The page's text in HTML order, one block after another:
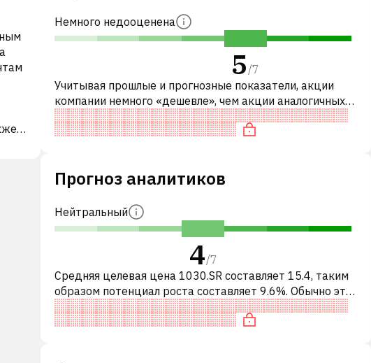
Немного недооценена
5/7
Учитывая прошлые и прогнозные показатели, акции
компании немного «дешевле», чем акции аналогичных
компаний. В частности, акция «дешевая» по P/E,
переоценена по EV/EBITDA
Прогноз аналитиков
Нейтральный
4/7
Средняя целевая цена 1030.SR составляет 15.4, таким
образом потенциал роста составляет 9.6%. Обычно это
означает рекомендацию «ДЕРЖАТЬ» среди
инвестиционных компаний. Эта